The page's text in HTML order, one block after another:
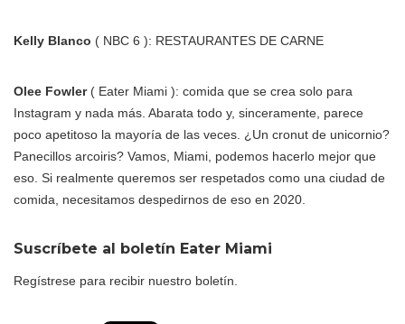
Kelly Blanco ( NBC 6 ): RESTAURANTES DE CARNE
Olee Fowler( Eater Miami ): comida que se crea solo para
Instagram y nada más. Abarata todo y, sinceramente, parece
poco apetitoso la mayoría de las veces. ¿Un cronut de unicornio?
Panecillos arcoiris? Vamos, Miami, podemos hacerlo mejor que
eso. Si realmente queremos ser respetados como una ciudad de
comida, necesitamos despedirnos de eso en 2020.
Suscríbete al boletín Eater Miami
Regístrese para recibir nuestro boletín.